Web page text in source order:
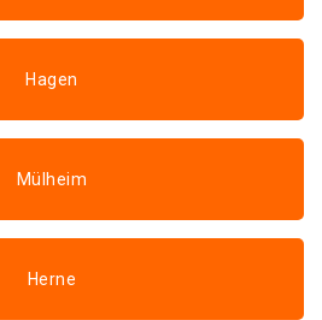
Hagen
Mülheim
Herne